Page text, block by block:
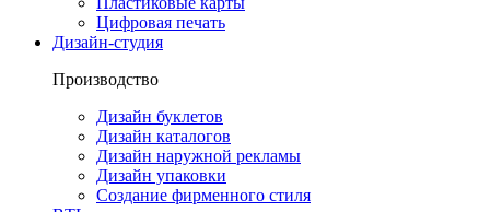
Цифровая печать
Дизайн-студия
Производство
Дизайн буклетов
Дизайн каталогов
Дизайн наружной рекламы
Дизайн упаковки
Создание фирменного стиля